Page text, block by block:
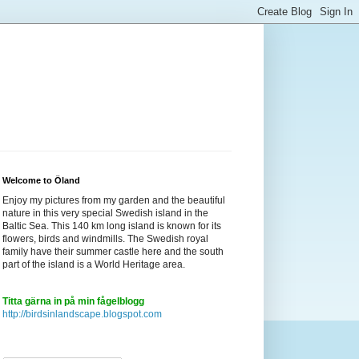
Welcome to Öland
Enjoy my pictures from my garden and the beautiful
nature in this very special Swedish island in the
Baltic Sea. This 140 km long island is known for its
flowers, birds and windmills. The Swedish royal
family have their summer castle here and the south
part of the island is a World Heritage area.
Titta gärna in på min fågelblogg
http://birdsinlandscape.blogspot.com